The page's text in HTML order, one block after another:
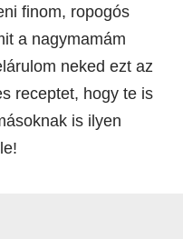
finom, ropogós
a nagymamám
neked ezt az
receptet, hogy te is
is ilyen